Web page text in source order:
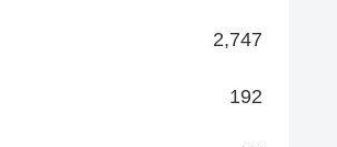
2,747
192